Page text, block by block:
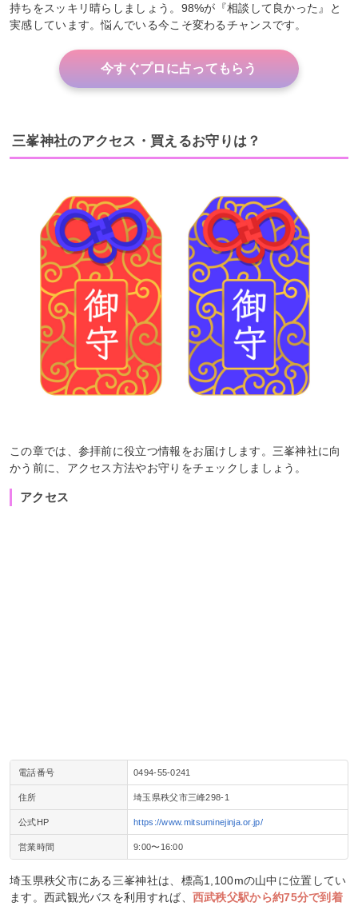
持ちをスッキリ晴らしましょう。98%が『相談して良かった』と
実感しています。悩んでいる今こそ変わるチャンスです。
今すぐプロに占ってもらう
三峯神社のアクセス・買えるお守りは？
この章では、参拝前に役立つ情報をお届けします。三峯神社に向
かう前に、アクセス方法やお守りをチェックしましょう。
アクセス
電話番号 0494-55-0241
住所 埼玉県秩父市三峰298-1
公式HP https://www.mitsuminejinja.or.jp/
営業時間 9:00〜16:00
埼玉県秩父市にある三峯神社は、標高1,100mの山中に位置してい
ます。西武観光バスを利用すれば、 西武秩父駅から約75分で到着